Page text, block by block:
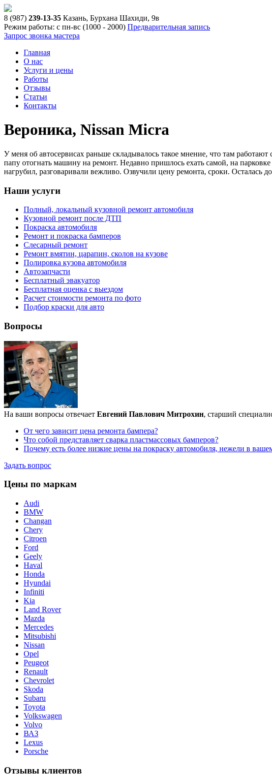
8 (987) 239-13-35 Казань, Бурхана Шахиди, 9в
Режим работы: с пн-вс (1000 - 2000) Предварительная запись
Запрос звонка мастера
Главная
О нас
Услуги и цены
Работы
Отзывы
Статьи
Контакты
Вероника, Nissan Micra
У меня об автосервисах раньше складывалось такое мнение, что там
папу отогнать машину на ремонт. Недавно пришлось ехать самой, на
нагрубил, разговаривали вежливо. Озвучили цену ремонта, сроки. Осталась
Наши услуги
Полный, локальный кузовной ремонт автомобиля
Кузовной ремонт после ДТП
Покраска автомобиля
Ремонт и покраска бамперов
Слесарный ремонт
Ремонт вмятин, царапин, сколов на кузове
Полировка кузова автомобиля
Автозапчасти
Бесплатный эвакуатор
Бесплатная оценка с выездом
Расчет стоимости ремонта по фото
Подбор краски для авто
Вопросы
На ваши вопросы отвечает Евгений Павлович Митрохин, старший
От чего зависит цена ремонта бампера?
Что собой представляет сварка пластмассовых бамперов?
Почему есть более низкие цены на покраску автомобиля, нежели в
Задать вопрос
Цены по маркам
Audi
BMW
Changan
Chery
Citroen
Ford
Geely
Haval
Honda
Hyundai
Infiniti
Kia
Land Rover
Mazda
Mercedes
Mitsubishi
Nissan
Opel
Peugeot
Renault
Chevrolet
Skoda
Subaru
Toyota
Volkswagen
Volvo
ВАЗ
Lexus
Porsche
Отзывы клиентов